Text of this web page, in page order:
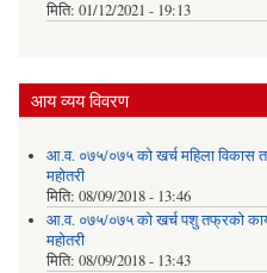
मिति: 01/12/2021 - 19:13
आय व्यय विवरण
आ.व. ०७५/०७५ को खर्च महिला विकास
महोतरी
मिति: 08/09/2018 - 13:46
आ.व. ०७५/०७५ को खर्च पशु तफ्रको
महोतरी
मिति: 08/09/2018 - 13:43